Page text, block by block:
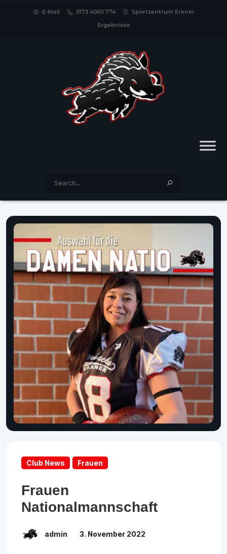
E-Mail 0173 4060 774
Sportzentrum Erkner
Ergebnisse
Club News Frauen
Frauen
Nationalmannschaft
admin 3. November 2022